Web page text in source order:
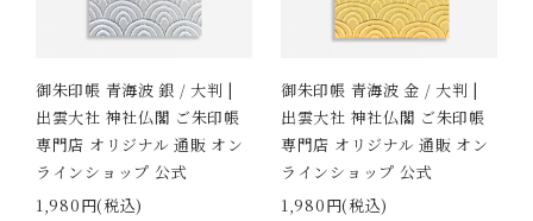
御朱印帳 青海波 銀 / 大判 |
出雲大社 神社仏閣 ご朱印帳
専門店 オリジナル 通販 オン
ラインショップ 公式
1,980円(税込)
御朱印帳 青海波 金 / 大判 |
出雲大社 神社仏閣 ご朱印帳
専門店 オリジナル 通販 オン
ラインショップ 公式
1,980円(税込)